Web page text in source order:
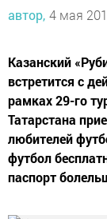
автор, 4 мая
Казанский
встретится с
рамках 29-го
Татарстана
любителей
футбол
паспорт